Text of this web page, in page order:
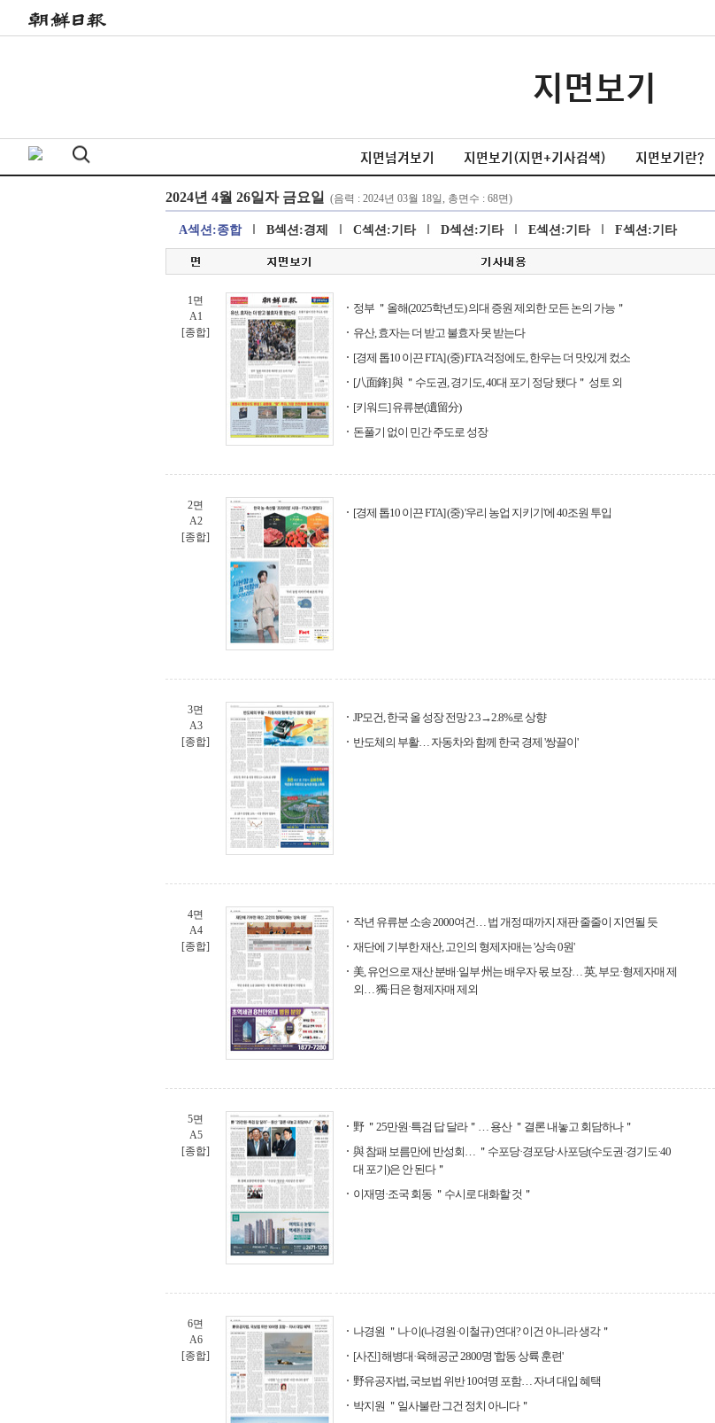
지면보기
지면넘겨보기 지면보기(지면+기사검색) 지면보기란?
A섹션:종합 B섹션:경제 C섹션:기타 D섹션:기타 E섹션:기타 F섹션:기타
1면
A1
[종합]
정부 ＂올해(2025학년도) 의대 증원 제외한 모든 논의 가능＂
유산, 효자는 더 받고 불효자 못 받는다
[경제 톱10 이끈 FTA] (중) FTA 걱정에도, 한우는 더 맛있게 컸소
[八面鋒] 與 ＂수도권, 경기도, 40대 포기 정당 됐다＂ 성토 외
[키워드] 유류분(遺留分)
돈풀기 없이 민간 주도로 성장
2면
A2
[종합]
[경제 톱10 이끈 FTA] (중) '우리 농업 지키기'에 40조원 투입
3면
A3
[종합]
JP모건, 한국 올 성장 전망 2.3→2.8%로 상향
반도체의 부활… 자동차와 함께 한국 경제 '쌍끌이'
4면
A4
[종합]
작년 유류분 소송 2000여건… 법 개정 때까지 재판 줄줄이 지연될 듯
재단에 기부한 재산, 고인의 형제자매는 '상속 0원'
美, 유언으로 재산 분배·일부 州는 배우자 몫 보장… 英, 부모·형제자매 제
외… 獨·日은 형제자매 제외
5면
A5
[종합]
野 ＂25만원·특검 답 달라＂… 용산 ＂결론 내놓고 회담하나＂
與 참패 보름만에 반성회… ＂수포당·경포당·사포당(수도권·경기도·40
대 포기)은 안 된다＂
이재명·조국 회동 ＂수시로 대화할 것＂
6면
A6
[종합]
나경원 ＂나·이(나경원·이철규) 연대? 이건 아니라 생각＂
[사진] 해병대·육해공군 2800명 '합동 상륙 훈련'
野유공자법, 국보법 위반 10여명 포함… 자녀 대입 혜택
박지원 ＂일사불란 그건 정치 아니다＂